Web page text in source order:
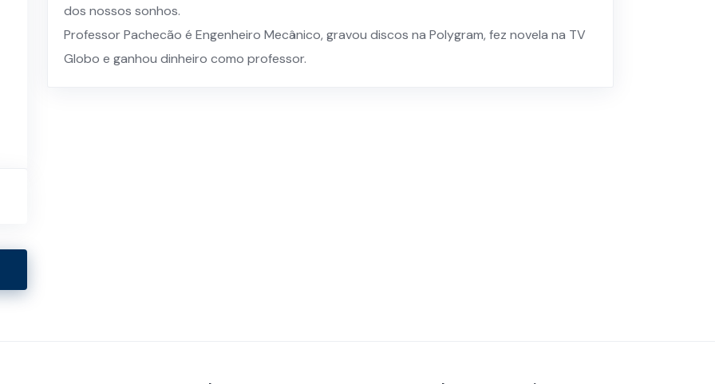
dos nossos sonhos.
Professor Pachecão é Engenheiro Mecânico, gravou discos na Polygram, fez novela na TV
Globo e ganhou dinheiro como professor.